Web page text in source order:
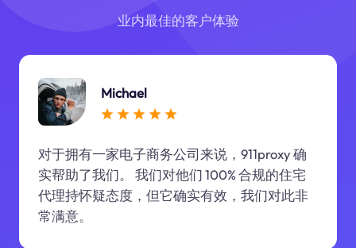
业内最佳的客户体验
Michael
对于拥有一家电子商务公司来说，911proxy 确
实帮助了我们。 我们对他们 100% 合规的住宅
代理持怀疑态度，但它确实有效，我们对此非
常满意。